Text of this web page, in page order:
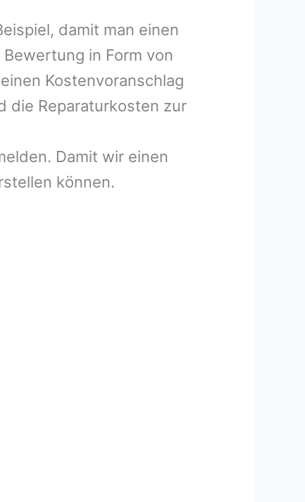
damit man einen
in Form von
Kostenvoranschlag
die Reparaturkosten zur
Damit wir einen
können.